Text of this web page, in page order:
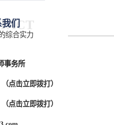
们
综合实力
事务所
（点击立即拨打）
（点击立即拨打）